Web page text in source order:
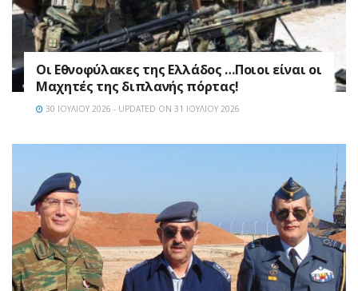
Οι Εθνοφύλακες της Ελλάδος …Ποιοι είναι οι
Μαχητές της διπλανής πόρτας!
30 ΙΟΥΛΊΟΥ 2026 - UPDATED ON 31 ΙΟΥΛΊΟΥ 2026